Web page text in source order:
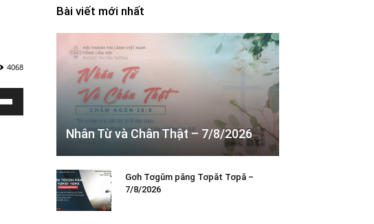
4068
Bài viết mới nhất
Nhân Từ và Chân Thật – 7/8/2026
Gơh Tơgŭm păng Tơpăt Tơpă –
7/8/2026